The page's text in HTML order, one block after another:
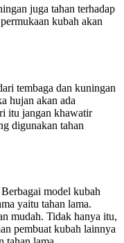
juga tahan terhadap
kubah akan
tembaga dan kuningan
hujan akan ada
itu jangan khawatir
digunakan tahan
model kubah
yaitu tahan lama.
mudah. Tidak hanya itu,
pembuat kubah lainnya